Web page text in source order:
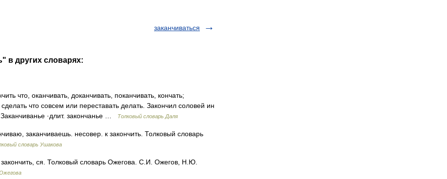
заканчиваться
в других словарях:
что, оканчивать, доканчивать, поканчивать, кончать;
что совсем или переставать делать. Закончил соловей ин
·длит. закончанье …
Толковый словарь Даля
заканчиваешь. несовер. к закончить. Толковый словарь
словарь Ушакова
ся. Толковый словарь Ожегова. С.И. Ожегов, Н.Ю.